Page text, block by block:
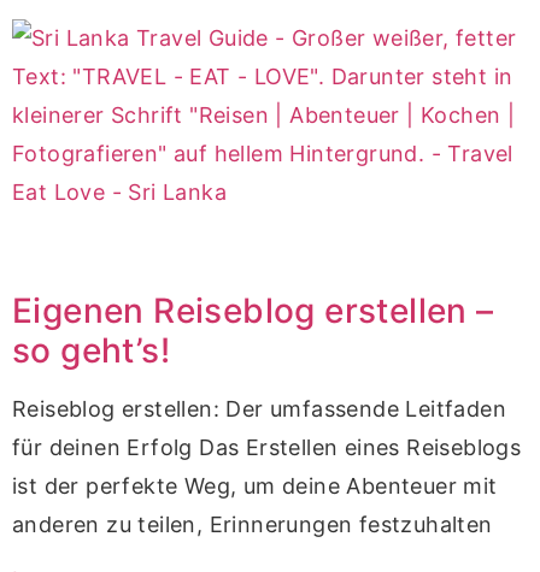
Eigenen Reiseblog erstellen –
so geht’s!
Reiseblog erstellen: Der umfassende Leitfaden
für deinen Erfolg Das Erstellen eines Reiseblogs
ist der perfekte Weg, um deine Abenteuer mit
anderen zu teilen, Erinnerungen festzuhalten